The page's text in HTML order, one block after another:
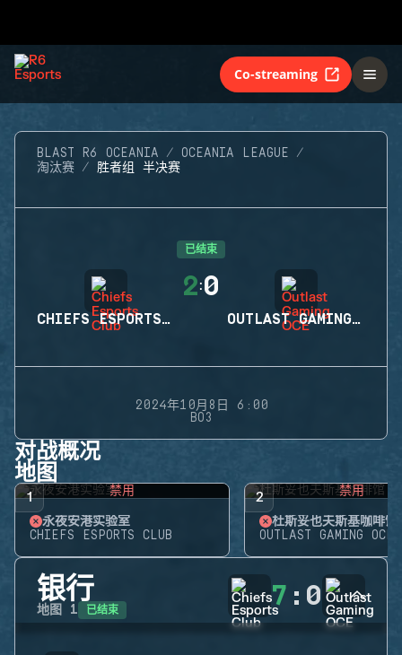
Co-streaming
BLAST R6 OCEANIA
OCEANIA LEAGUE
淘汰赛
胜者组 半决赛
已结束
CHIEFS ESPORTS CLUB
2:0
OUTLAST GAMING OCE
2024年10月8日 6:00
BO3
对战概况
地图
1 禁用
永夜安港实验室
CHIEFS ESPORTS CLUB
2 禁用
杜斯妥也夫斯基咖啡馆
OUTLAST GAMING OCE
银行
地图 1 已结束 7 : 0